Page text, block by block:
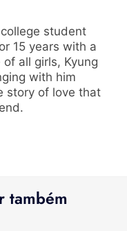
student
15 years with a
all girls, Kyung
with him
story of love that
também